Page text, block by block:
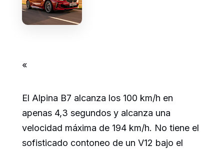
«
El Alpina B7 alcanza los 100 km/h en
apenas 4,3 segundos y alcanza una
velocidad máxima de 194 km/h. No tiene el
sofisticado contoneo de un V12 bajo el